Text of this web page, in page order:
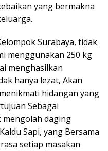
yang bermakna
Surabaya, tidak
menggunakan 250 kg
menghasilkan
hanya lezat, Akan
hidangan yang
Sebagai
daging
Sapi, yang Bersama
setiap masakan